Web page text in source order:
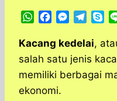
W
a
t
A
p
c
e
b
o
o
M
s
s
e
n
l
e
r
y
p
Kacang kedelai,
salah satu jenis
memiliki berbagai
ekonomi.